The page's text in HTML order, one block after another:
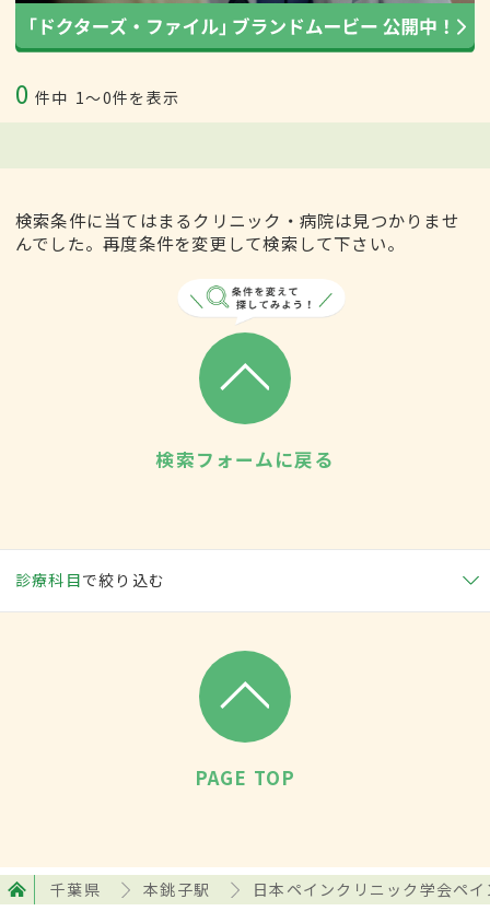
0 件中 1〜0件を表示
検索条件に当てはまるクリニック・病院は見つかりませ
んでした。再度条件を変更して検索して下さい。
検索フォームに戻る
診療科目で絞り込む
PAGE TOP
千葉県 本銚子駅 日本ペインクリニック学会ペ